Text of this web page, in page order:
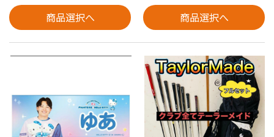
商品選択へ 商品選択へ